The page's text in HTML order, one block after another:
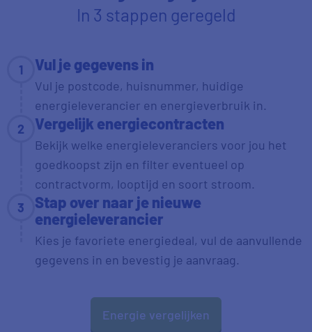
In 3 stappen geregeld
1 Vul je gegevens in
Vul je postcode, huisnummer, huidige
energieleverancier en energieverbruik in.
2
Vergelijk energiecontracten
Bekijk welke energieleveranciers voor jou het
goedkoopst zijn en filter eventueel op
contractvorm, looptijd en soort stroom.
3
Stap over naar je nieuwe
energieleverancier
Kies je favoriete energiedeal, vul de aanvullende
gegevens in en bevestig je aanvraag.
Energie vergelijken